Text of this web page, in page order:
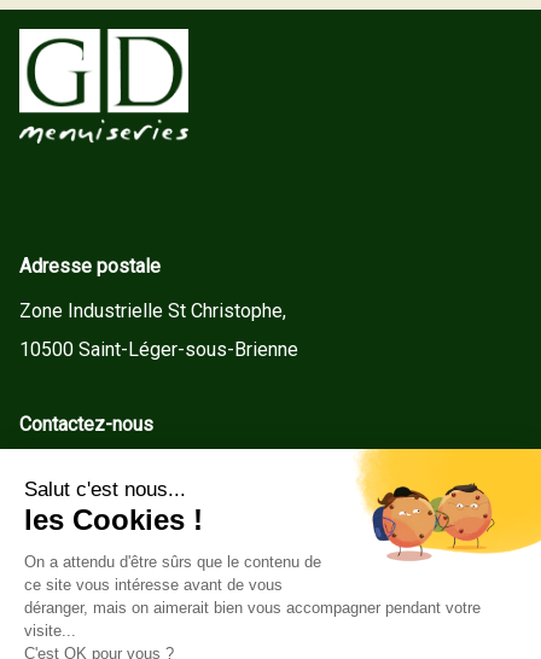
Adresse postale
Zone Industrielle St Christophe,
10500 Saint-Léger-sous-Brienne
Contactez-nous
Tel : +33(0)3 25 92 78 60
Service client
Conditions Générales de Vente